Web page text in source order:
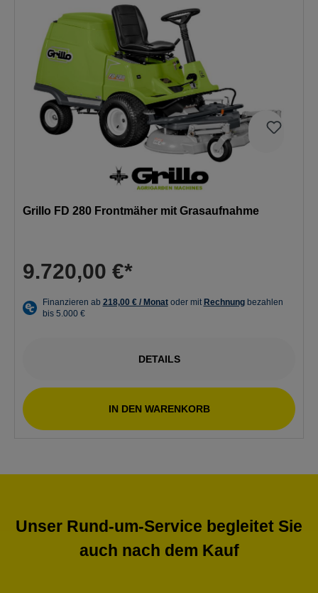
Grillo FD 280 Frontmäher mit Grasaufnahme
9.720,00 €*
DETAILS
IN DEN WARENKORB
Unser Rund-um-Service begleitet Sie
auch nach dem Kauf